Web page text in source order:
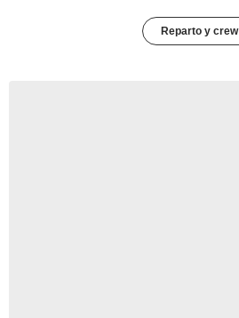
Reparto y crew